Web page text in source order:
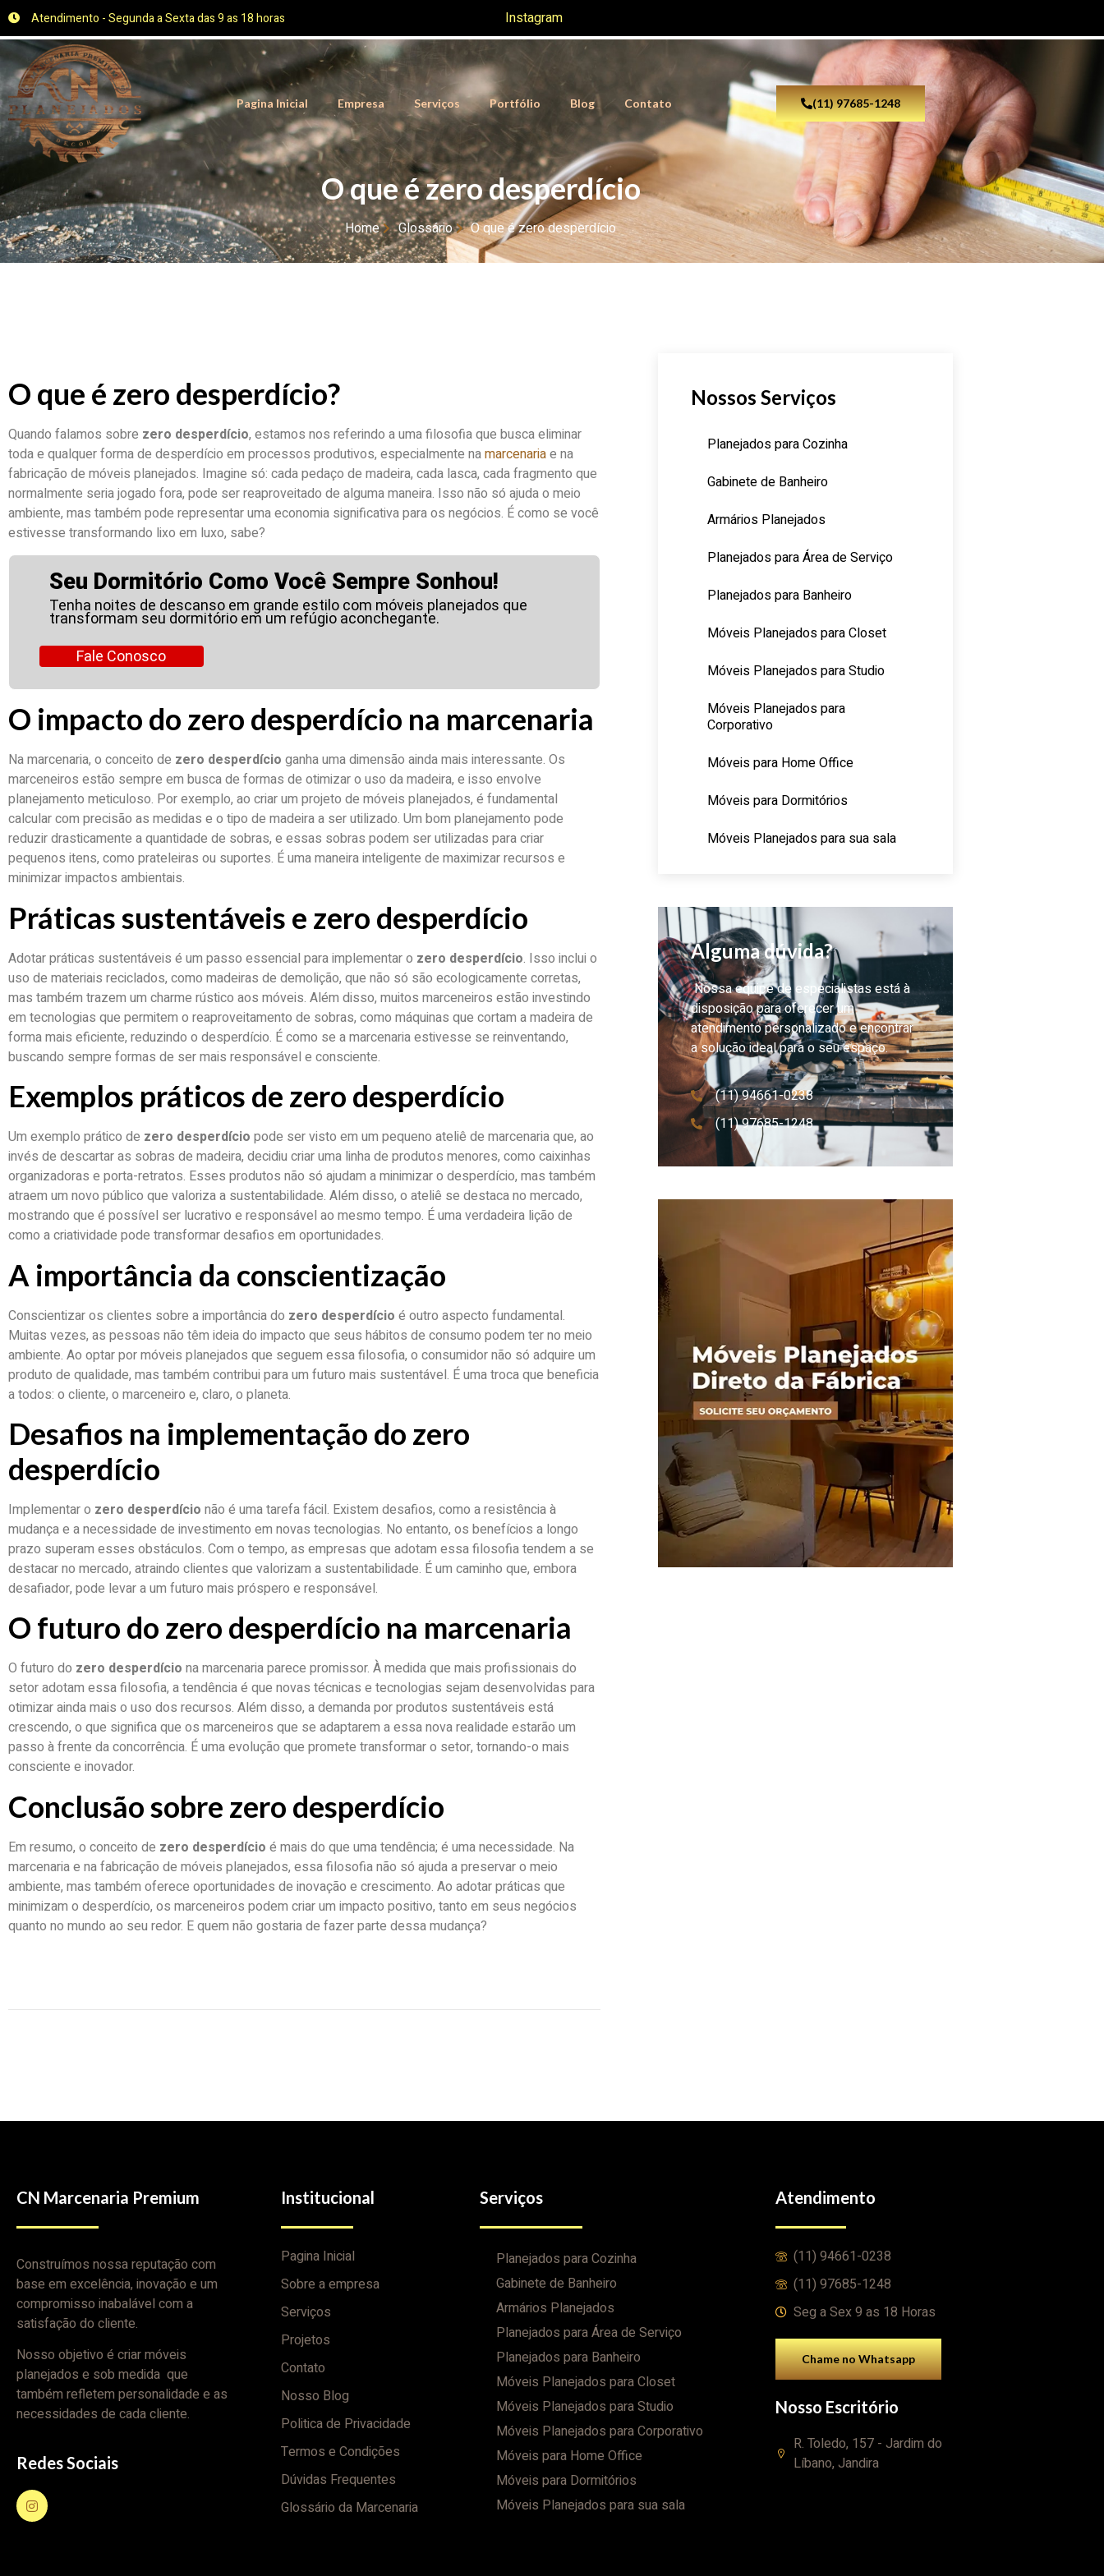
Atendimento - Segunda a Sexta das 9 as 18 horas Instagram
Pagina Inicial Empresa Serviços Portfólio Blog Contato (11) 97685-1248
O que é zero desperdício
Home Glossário O que é zero desperdício
O que é zero desperdício?
Quando falamos sobre zero desperdício, estamos nos referindo a uma filosofia que busca eliminar
toda e qualquer forma de desperdício em processos produtivos, especialmente namarcenariae na
fabricação de móveis planejados. Imagine só: cada pedaço de madeira, cada lasca, cada fragmento que
normalmente seria jogado fora, pode ser reaproveitado de alguma maneira. Isso não só ajuda o meio
ambiente, mas também pode representar uma economia significativa para os negócios. É como se você
estivesse transformando lixo em luxo, sabe?
Seu Dormitório Como Você Sempre Sonhou!
Tenha noites de descanso em grande estilo com móveis planejados que
transformam seu dormitório em um refúgio aconchegante.
Fale Conosco
O impacto do zero desperdício na marcenaria
Na marcenaria, o conceito de zero desperdício ganha uma dimensão ainda mais interessante. Os
marceneiros estão sempre em busca de formas de otimizar o uso da madeira, e isso envolve
planejamento meticuloso. Por exemplo, ao criar um projeto de móveis planejados, é fundamental
calcular com precisão as medidas e o tipo de madeira a ser utilizado. Um bom planejamento pode
reduzir drasticamente a quantidade de sobras, e essas sobras podem ser utilizadas para criar
pequenos itens, como prateleiras ou suportes. É uma maneira inteligente de maximizar recursos e
minimizar impactos ambientais.
Práticas sustentáveis e zero desperdício
Adotar práticas sustentáveis é um passo essencial para implementar o zero desperdício. Isso inclui o
uso de materiais reciclados, como madeiras de demolição, que não só são ecologicamente corretas,
mas também trazem um charme rústico aos móveis. Além disso, muitos marceneiros estão investindo
em tecnologias que permitem o reaproveitamento de sobras, como máquinas que cortam a madeira de
forma mais eficiente, reduzindo o desperdício. É como se a marcenaria estivesse se reinventando,
buscando sempre formas de ser mais responsável e consciente.
Exemplos práticos de zero desperdício
Um exemplo prático de zero desperdício pode ser visto em um pequeno ateliê de marcenaria que, ao
invés de descartar as sobras de madeira, decidiu criar uma linha de produtos menores, como caixinhas
organizadoras e porta-retratos. Esses produtos não só ajudam a minimizar o desperdício, mas também
atraem um novo público que valoriza a sustentabilidade. Além disso, o ateliê se destaca no mercado,
mostrando que é possível ser lucrativo e responsável ao mesmo tempo. É uma verdadeira lição de
como a criatividade pode transformar desafios em oportunidades.
A importância da conscientização
Conscientizar os clientes sobre a importância do zero desperdício é outro aspecto fundamental.
Muitas vezes, as pessoas não têm ideia do impacto que seus hábitos de consumo podem ter no meio
ambiente. Ao optar por móveis planejados que seguem essa filosofia, o consumidor não só adquire um
produto de qualidade, mas também contribui para um futuro mais sustentável. É uma troca que beneficia
a todos: o cliente, o marceneiro e, claro, o planeta.
Desafios na implementação do zero
desperdício
Implementar o zero desperdício não é uma tarefa fácil. Existem desafios, como a resistência à
mudança e a necessidade de investimento em novas tecnologias. No entanto, os benefícios a longo
prazo superam esses obstáculos. Com o tempo, as empresas que adotam essa filosofia tendem a se
destacar no mercado, atraindo clientes que valorizam a sustentabilidade. É um caminho que, embora
desafiador, pode levar a um futuro mais próspero e responsável.
O futuro do zero desperdício na marcenaria
O futuro do zero desperdício na marcenaria parece promissor. À medida que mais profissionais do
setor adotam essa filosofia, a tendência é que novas técnicas e tecnologias sejam desenvolvidas para
otimizar ainda mais o uso dos recursos. Além disso, a demanda por produtos sustentáveis está
crescendo, o que significa que os marceneiros que se adaptarem a essa nova realidade estarão um
passo à frente da concorrência. É uma evolução que promete transformar o setor, tornando-o mais
consciente e inovador.
Conclusão sobre zero desperdício
Em resumo, o conceito de zero desperdício é mais do que uma tendência; é uma necessidade. Na
marcenaria e na fabricação de móveis planejados, essa filosofia não só ajuda a preservar o meio
ambiente, mas também oferece oportunidades de inovação e crescimento. Ao adotar práticas que
minimizam o desperdício, os marceneiros podem criar um impacto positivo, tanto em seus negócios
quanto no mundo ao seu redor. E quem não gostaria de fazer parte dessa mudança?
Nossos Serviços
Planejados para Cozinha
Gabinete de Banheiro
Armários Planejados
Planejados para Área de Serviço
Planejados para Banheiro
Móveis Planejados para Closet
Móveis Planejados para Studio
Móveis Planejados para
Corporativo
Móveis para Home Office
Móveis para Dormitórios
Móveis Planejados para sua sala
Alguma dúvida?
Nossa equipe de especialistas está à
disposição para oferecer um
atendimento personalizado e encontrar
a solução ideal para o seu espaço.
(11) 94661-0238
(11) 97685-1248
CN Marcenaria Premium
Construímos nossa reputação com
base em excelência, inovação e um
compromisso inabalável com a
satisfação do cliente.
Nosso objetivo é criar móveis
planejados e sob medida que
também refletem personalidade e as
necessidades de cada cliente.
Redes Sociais
Institucional
Pagina Inicial
Sobre a empresa
Serviços
Projetos
Contato
Nosso Blog
Politica de Privacidade
Termos e Condições
Dúvidas Frequentes
Glossário da Marcenaria
Serviços
Planejados para Cozinha
Gabinete de Banheiro
Armários Planejados
Planejados para Área de Serviço
Planejados para Banheiro
Móveis Planejados para Closet
Móveis Planejados para Studio
Móveis Planejados para Corporativo
Móveis para Home Office
Móveis para Dormitórios
Móveis Planejados para sua sala
Atendimento
(11) 94661-0238
(11) 97685-1248
Seg a Sex 9 as 18 Horas
Chame no Whatsapp
Nosso Escritório
R. Toledo, 157 - Jardim do
Líbano, Jandira